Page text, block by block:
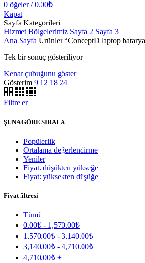
0 öğeler / 0.00₺
Kapat
Sayfa Kategorileri
Hizmet Bölgelerimiz Sayfa 2 Sayfa 3
Ana Sayfa Ürünler “ConceptD laptop
Tek bir sonuç gösteriliyor
Kenar çubuğunu göster
Gösterim 9 12 18 24
Filtreler
ŞUNA GÖRE SIRALA
Popülerlik
Ortalama değerlendirme
Yeniler
Fiyat: düşükten yükseğe
Fiyat: yüksekten düşüğe
Fiyat filtresi
Tümü
0.00₺ - 1,570.00₺
1,570.00₺ - 3,140.00₺
3,140.00₺ - 4,710.00₺
4,710.00₺ +